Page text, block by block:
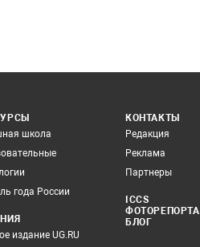
школа
года России
издание UG.RU
КОНТАКТЫ
Редакция
Реклама
Партнеры
ICCS
БЛОГ